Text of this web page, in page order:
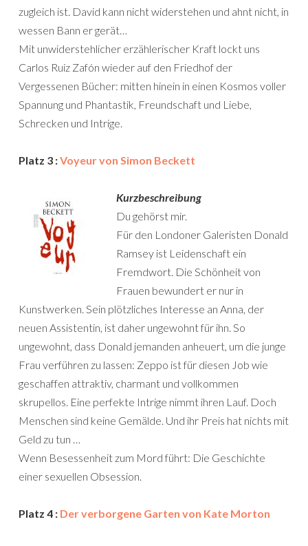
zugleich ist. David kann nicht widerstehen und ahnt nicht, in
wessen Bann er gerät…
Mit unwiderstehlicher erzählerischer Kraft lockt uns
Carlos Ruiz Zafón wieder auf den Friedhof der
Vergessenen Bücher: mitten hinein in einen Kosmos voller
Spannung und Phantastik, Freundschaft und Liebe,
Schrecken und Intrige.
Platz 3 :Voyeur von Simon Beckett
Kurzbeschreibung
Du gehörst mir.
Für den Londoner Galeristen Donald
Ramsey ist Leidenschaft ein
Fremdwort. Die Schönheit von
Frauen bewundert er nur in
Kunstwerken. Sein plötzliches Interesse an Anna, der
neuen Assistentin, ist daher ungewohnt für ihn. So
ungewohnt, dass Donald jemanden anheuert, um die junge
Frau verführen zu lassen: Zeppo ist für diesen Job wie
geschaffen attraktiv, charmant und vollkommen
skrupellos. Eine perfekte Intrige nimmt ihren Lauf. Doch
Menschen sind keine Gemälde. Und ihr Preis hat nichts mit
Geld zu tun …
Wenn Besessenheit zum Mord führt: Die Geschichte
einer sexuellen Obsession.
Platz 4 : Der verborgene Garten von Kate Morton